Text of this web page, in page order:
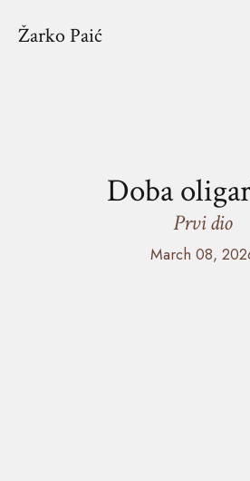
Žarko Paić
Doba
Prvi dio
March 08,